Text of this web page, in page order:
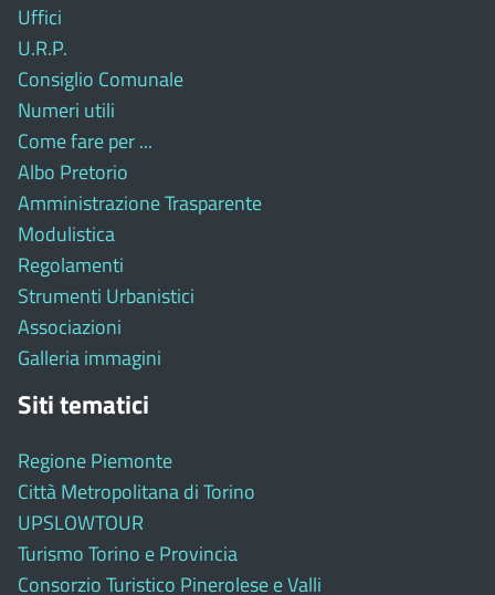
Uffici
U.R.P.
Consiglio Comunale
Numeri utili
Come fare per ...
Albo Pretorio
Amministrazione Trasparente
Modulistica
Regolamenti
Strumenti Urbanistici
Associazioni
Galleria immagini
Siti tematici
Regione Piemonte
Città Metropolitana di Torino
UPSLOWTOUR
Turismo Torino e Provincia
Consorzio Turistico Pinerolese e Valli